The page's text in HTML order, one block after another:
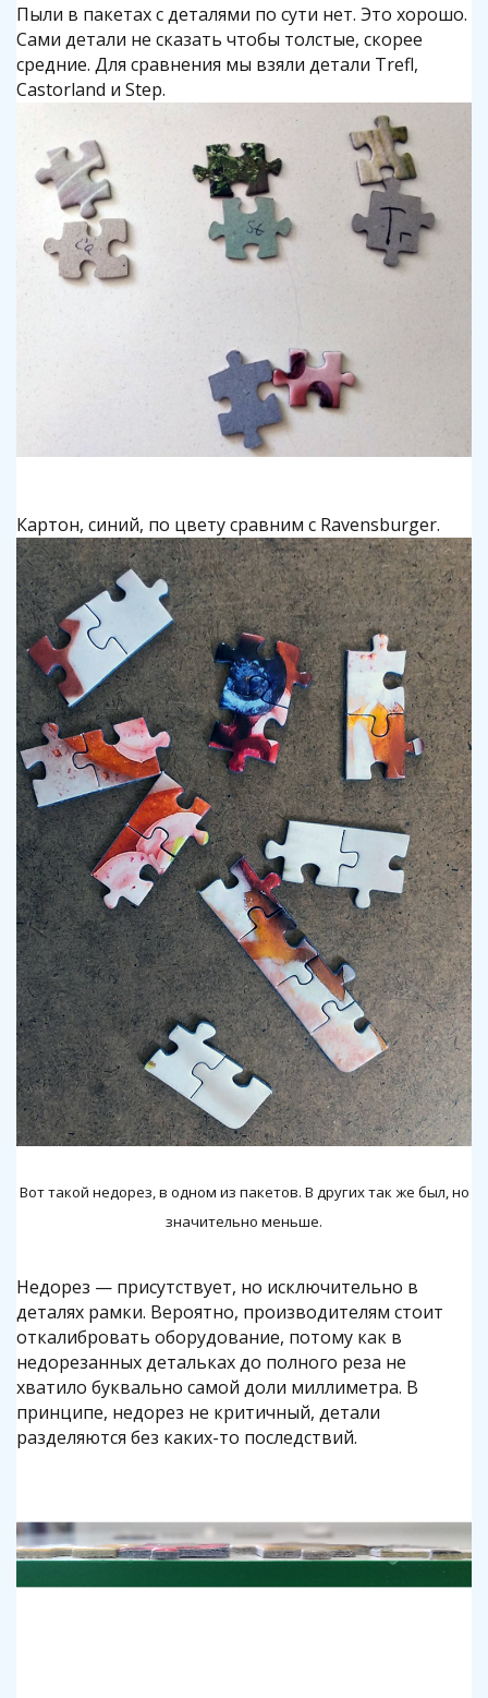
Пыли в пакетах с деталями по сути нет. Это хорошо.
Сами детали не сказать чтобы толстые, скорее
средние. Для сравнения мы взяли детали Trefl,
Castorland и Step.
Картон, синий, по цвету сравним с Ravensburger.
Вот такой недорез, в одном из пакетов. В других так же был, но
значительно меньше.
Недорез — присутствует, но исключительно в
деталях рамки. Вероятно, производителям стоит
откалибровать оборудование, потому как в
недорезанных детальках до полного реза не
хватило буквально самой доли миллиметра. В
принципе, недорез не критичный, детали
разделяются без каких-то последствий.